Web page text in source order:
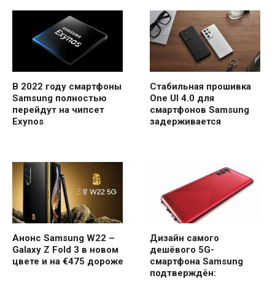
В 2022 году смартфоны
Samsung полностью
перейдут на чипсет
Exynos
Стабильная прошивка
One UI 4.0 для
смартфонов Samsung
задерживается
Анонс Samsung W22 –
Galaxy Z Fold 3 в новом
цвете и на €475 дороже
Дизайн самого
дешёвого 5G-
смартфона Samsung
подтверждён: